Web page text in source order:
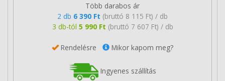
Több darabos ár
2 db 6 390 Ft (bruttó 8 115 Ft) / db
3 db-tól 5 990 Ft (bruttó 7 607 Ft) / db
Rendelésre Mikor kapom meg?
Ingyenes szállítás